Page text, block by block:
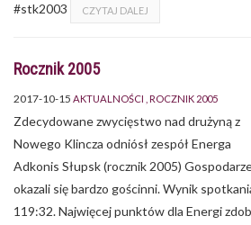
#stk2003 CZYTAJ DALEJ
Rocznik 2005
2017-10-15 AKTUALNOŚCI ROCZNIK 2005
Zdecydowane zwycięstwo nad drużyną z
Nowego Klincza odniósł zespół Energa
Adkonis Słupsk (rocznik 2005)
okazali się bardzo gościnni. Wynik
119:32. Najwięcej punktów dla Energi